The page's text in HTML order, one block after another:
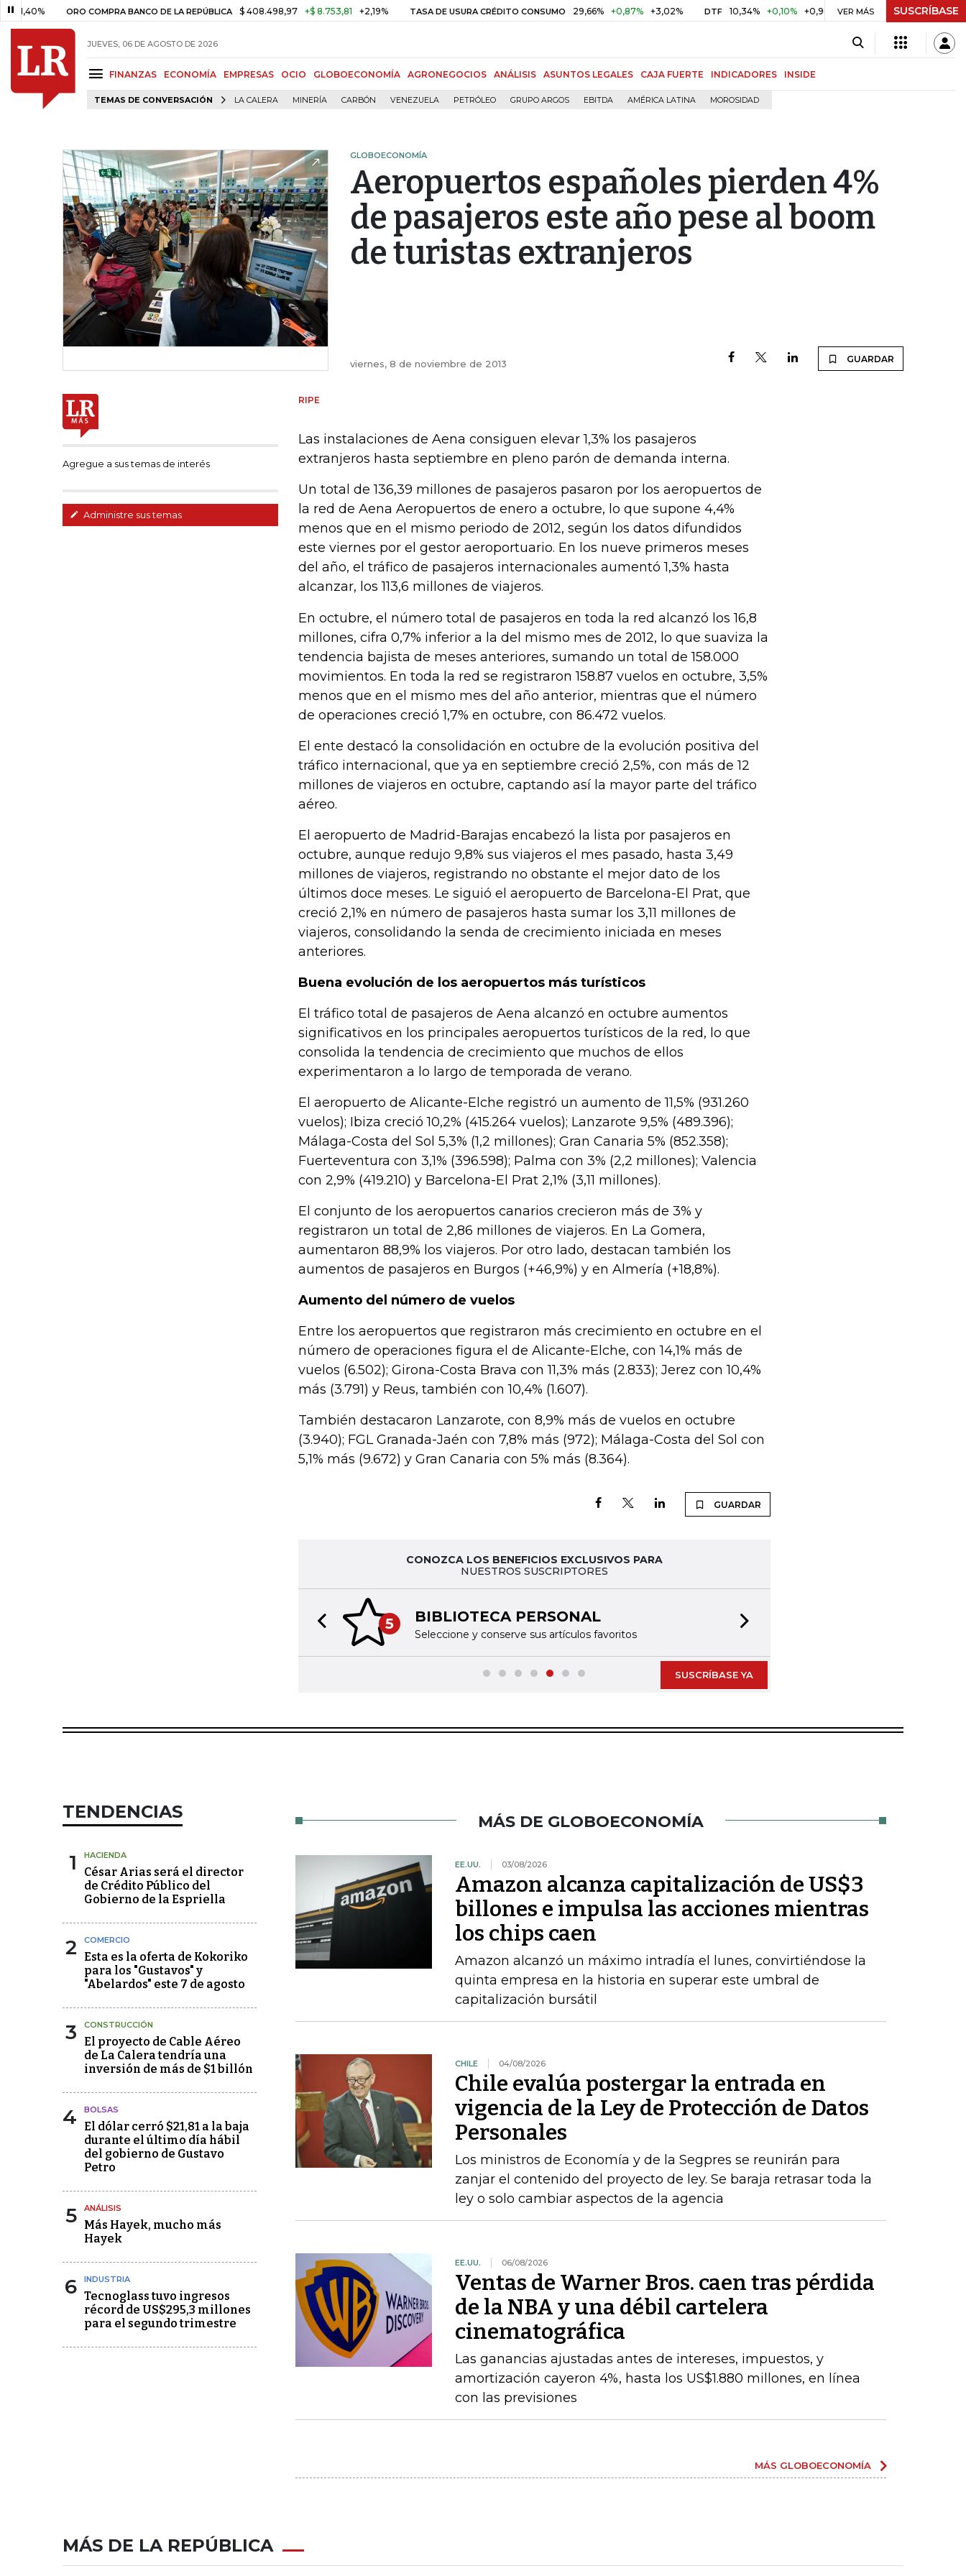
ORO COMPRA BANCO DE LA REPÚBLICA $ 408.498,97 +$ 8.753,81 +2,19% TASA DE USURA CRÉDITO CONSUMO 29,66% +0,87% +3,02% DTF 10,34% +0,10% +0,98% UVR $ 416,86 +$ 0,05 +0,01%
VER MÁS SUSCRÍBASE
JUEVES, 06 DE AGOSTO DE 2026
FINANZAS ECONOMÍA EMPRESAS OCIO GLOBOECONOMÍA AGRONEGOCIOS ANÁLISIS ASUNTOS LEGALES CAJA FUERTE INDICADORES INSIDE
TEMAS DE CONVERSACIÓN LA CALERA MINERÍA CARBÓN VENEZUELA PETRÓLEO GRUPO ARGOS EBITDA AMÉRICA LATINA MOROSIDAD
GLOBOECONOMÍA
Aeropuertos españoles pierden 4%
de pasajeros este año pese al boom
de turistas extranjeros
viernes, 8 de noviembre de 2013 GUARDAR
Agregue a sus temas de interés
Administre sus temas
RIPE
Las instalaciones de Aena consiguen elevar 1,3% los pasajeros
extranjeros hasta septiembre en pleno parón de demanda interna.
Un total de 136,39 millones de pasajeros pasaron por los aeropuertos de
la red de Aena Aeropuertos de enero a octubre, lo que supone 4,4%
menos que en el mismo periodo de 2012, según los datos difundidos
este viernes por el gestor aeroportuario. En los nueve primeros meses
del año, el tráfico de pasajeros internacionales aumentó 1,3% hasta
alcanzar, los 113,6 millones de viajeros.
En octubre, el número total de pasajeros en toda la red alcanzó los 16,8
millones, cifra 0,7% inferior a la del mismo mes de 2012, lo que suaviza la
tendencia bajista de meses anteriores, sumando un total de 158.000
movimientos. En toda la red se registraron 158.87 vuelos en octubre, 3,5%
menos que en el mismo mes del año anterior, mientras que el número
de operaciones creció 1,7% en octubre, con 86.472 vuelos.
El ente destacó la consolidación en octubre de la evolución positiva del
tráfico internacional, que ya en septiembre creció 2,5%, con más de 12
millones de viajeros en octubre, captando así la mayor parte del tráfico
aéreo.
El aeropuerto de Madrid-Barajas encabezó la lista por pasajeros en
octubre, aunque redujo 9,8% sus viajeros el mes pasado, hasta 3,49
millones de viajeros, registrando no obstante el mejor dato de los
últimos doce meses. Le siguió el aeropuerto de Barcelona-El Prat, que
creció 2,1% en número de pasajeros hasta sumar los 3,11 millones de
viajeros, consolidando la senda de crecimiento iniciada en meses
anteriores.
Buena evolución de los aeropuertos más turísticos
El tráfico total de pasajeros de Aena alcanzó en octubre aumentos
significativos en los principales aeropuertos turísticos de la red, lo que
consolida la tendencia de crecimiento que muchos de ellos
experimentaron a lo largo de temporada de verano.
El aeropuerto de Alicante-Elche registró un aumento de 11,5% (931.260
vuelos); Ibiza creció 10,2% (415.264 vuelos); Lanzarote 9,5% (489.396);
Málaga-Costa del Sol 5,3% (1,2 millones); Gran Canaria 5% (852.358);
Fuerteventura con 3,1% (396.598); Palma con 3% (2,2 millones); Valencia
con 2,9% (419.210) y Barcelona-El Prat 2,1% (3,11 millones).
El conjunto de los aeropuertos canarios crecieron más de 3% y
registraron un total de 2,86 millones de viajeros. En La Gomera,
aumentaron 88,9% los viajeros. Por otro lado, destacan también los
aumentos de pasajeros en Burgos (+46,9%) y en Almería (+18,8%).
Aumento del número de vuelos
Entre los aeropuertos que registraron más crecimiento en octubre en el
número de operaciones figura el de Alicante-Elche, con 14,1% más de
vuelos (6.502); Girona-Costa Brava con 11,3% más (2.833); Jerez con 10,4%
más (3.791) y Reus, también con 10,4% (1.607).
También destacaron Lanzarote, con 8,9% más de vuelos en octubre
(3.940); FGL Granada-Jaén con 7,8% más (972); Málaga-Costa del Sol con
5,1% más (9.672) y Gran Canaria con 5% más (8.364).
GUARDAR
CONOZCA LOS BENEFICIOS EXCLUSIVOS PARA
NUESTROS SUSCRIPTORES
5 BIBLIOTECA PERSONAL
Seleccione y conserve sus artículos favoritos
Previous slide
SUSCRÍBASE YA
TENDENCIAS
1 HACIENDA
César Arias será el director
de Crédito Público del
Gobierno de la Espriella
2 COMERCIO
Esta es la oferta de Kokoriko
para los "Gustavos" y
"Abelardos" este 7 de agosto
3 CONSTRUCCIÓN
El proyecto de Cable Aéreo
de La Calera tendría una
inversión de más de $1 billón
4 BOLSAS
El dólar cerró $21,81 a la baja
durante el último día hábil
del gobierno de Gustavo
Petro
5 ANÁLISIS
Más Hayek, mucho más
Hayek
6 INDUSTRIA
Tecnoglass tuvo ingresos
récord de US$295,3 millones
para el segundo trimestre
MÁS DE GLOBOECONOMÍA
EE.UU. 03/08/2026
Amazon alcanza capitalización de US$3
billones e impulsa las acciones mientras
los chips caen
Amazon alcanzó un máximo intradía el lunes, convirtiéndose la
quinta empresa en la historia en superar este umbral de
capitalización bursátil
CHILE 04/08/2026
Chile evalúa postergar la entrada en
vigencia de la Ley de Protección de Datos
Personales
Los ministros de Economía y de la Segpres se reunirán para
zanjar el contenido del proyecto de ley. Se baraja retrasar toda la
ley o solo cambiar aspectos de la agencia
EE.UU. 06/08/2026
Ventas de Warner Bros. caen tras pérdida
de la NBA y una débil cartelera
cinematográfica
Las ganancias ajustadas antes de intereses, impuestos, y
amortización cayeron 4%, hasta los US$1.880 millones, en línea
con las previsiones
MÁS GLOBOECONOMÍA
MÁS DE LA REPÚBLICA